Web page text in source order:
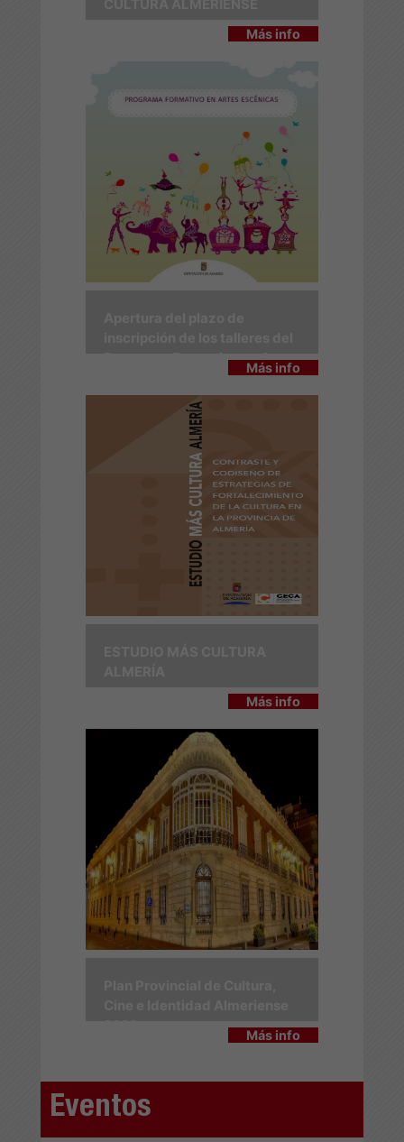
Más info
Programa Formativo en Artes
Más info
Más info
Más info
Eventos